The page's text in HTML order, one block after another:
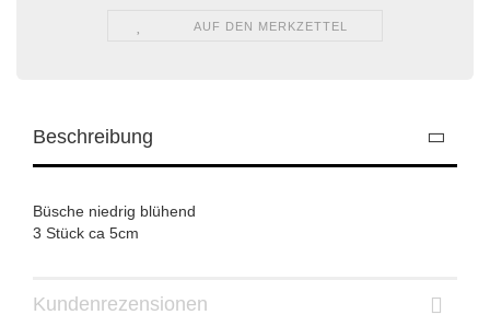
AUF DEN MERKZETTEL
Beschreibung
Büsche niedrig blühend
3 Stück ca 5cm
Kundenrezensionen